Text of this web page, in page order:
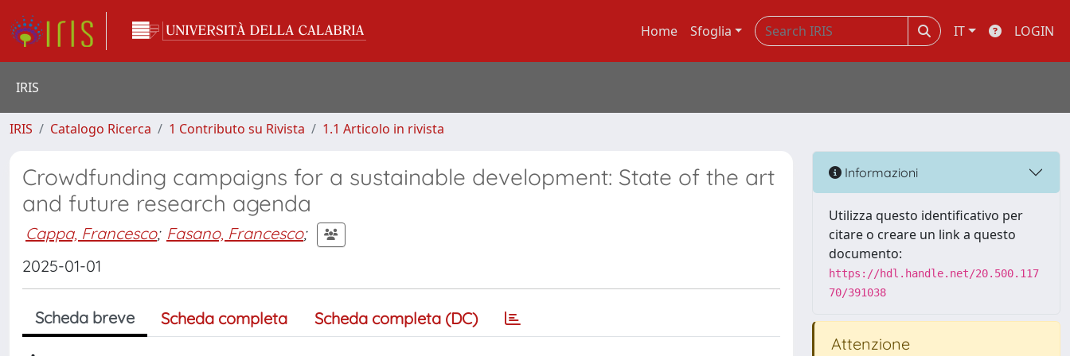
Home Sfoglia IT LOGIN
IRIS
IRIS Catalogo Ricerca 1 Contributo su Rivista 1.1 Articolo in rivista
Crowdfunding campaigns for a sustainable development: State of the art
and future research agenda
Cappa, Francesco; Fasano, Francesco;
2025-01-01
Scheda breve Scheda completa Scheda completa (DC)
Informazioni
Utilizza questo identificativo per
citare o creare un link a questo
documento:
https://hdl.handle.net/20.500.117
70/391038
Attenzione